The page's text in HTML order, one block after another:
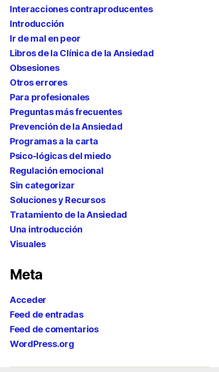
Interacciones contraproducentes
Introducción
Ir de mal en peor
Libros de la Clínica de la Ansiedad
Obsesiones
Otros errores
Para profesionales
Preguntas más frecuentes
Prevención de la Ansiedad
Programas a la carta
Psico-lógicas del miedo
Regulación emocional
Sin categorizar
Soluciones y Recursos
Tratamiento de la Ansiedad
Una introducción
Visuales
Meta
Acceder
Feed de entradas
Feed de comentarios
WordPress.org